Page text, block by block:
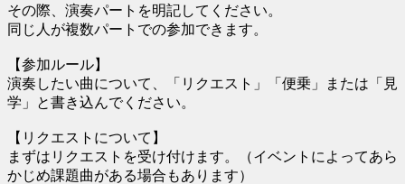
その際、演奏パートを明記してください。
同じ人が複数パートでの参加できます。
【参加ルール】
演奏したい曲について、「リクエスト」「便乗」または「見
学」と書き込んでください。
【リクエストについて】
まずはリクエストを受け付けます。（イベントによってあら
かじめ課題曲がある場合もあります）